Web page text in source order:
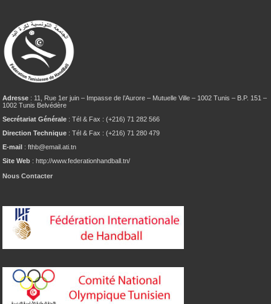
Adresse : 11, Rue 1er juin – Impasse de l’Aurore – Mutuelle Ville – 1002 Tunis – B.P. 151 –
1002 Tunis Belvédère
Secrétariat Générale : Tél & Fax : (+216) 71 282 566
Direction Technique : Tél & Fax : (+216) 71 280 479
E-mail : fthb@email.ati.tn
Site Web : http://www.federationhandball.tn/
Nous Contacter